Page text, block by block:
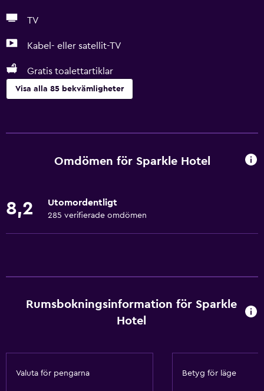
TV
Kabel- eller satellit-TV
Gratis toalettartiklar
Visa alla 85 bekvämligheter
Gratis WiFi
Handdukar
Värme
Omdömen för Sparkle Hotel
8,2 Utomordentligt
285 verifierade omdömen
Rumsbokningsinformation för Sparkle
Hotel
Valuta för pengarna Betyg för läge